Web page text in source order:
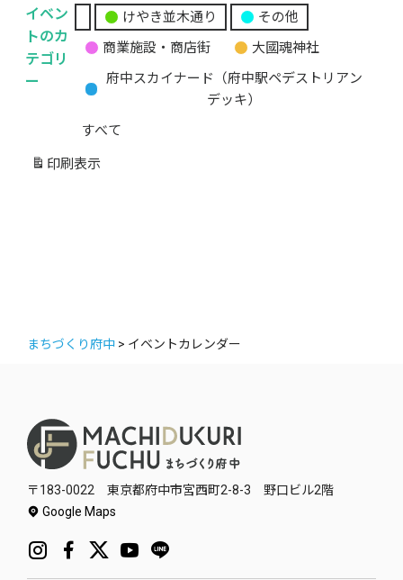
イベン
トのカ
テゴリ
ー
無
題
カ
ゴ
リ
けやき並木通り
その他
商業施設・商店街
大國魂神社
府中スカイナード（府中駅ペデストリアン
デッキ）
すべて
印刷 表示
まちづくり府中 > イベントカレンダー
〒183-0022 東京都府中市宮西町2-8-3 野口ビル2階
Google Maps